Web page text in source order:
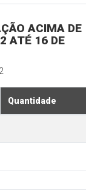
ACIMA DE
ATÉ 16 DE
Quantidade